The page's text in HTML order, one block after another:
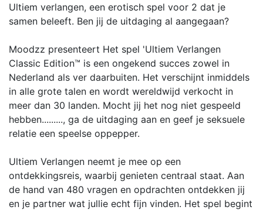
Ultiem verlangen, een erotisch spel voor 2 dat je
samen beleeft. Ben jij de uitdaging al aangegaan?
Moodzz presenteert Het spel 'Ultiem Verlangen
Classic Edition™ is een ongekend succes zowel in
Nederland als ver daarbuiten. Het verschijnt inmiddels
in alle grote talen en wordt wereldwijd verkocht in
meer dan 30 landen. Mocht jij het nog niet gespeeld
hebben........., ga de uitdaging aan en geef je seksuele
relatie een speelse oppepper.
Ultiem Verlangen neemt je mee op een
ontdekkingsreis, waarbij genieten centraal staat. Aan
de hand van 480 vragen en opdrachten ontdekken jij
en je partner wat jullie echt fijn vinden. Het spel begint